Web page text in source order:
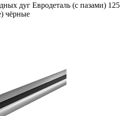
дуг Евродеталь (с пазами) 125
чёрные